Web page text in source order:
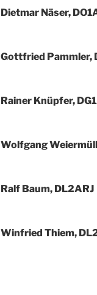
Dietmar Näser,
Gottfried Pammler,
Rainer Knüpfer,
Wolfgang
Ralf Baum, DL2ARJ
Winfried Thiem,